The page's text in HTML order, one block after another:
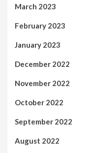
March 2023
February 2023
January 2023
December 2022
November 2022
October 2022
September 2022
August 2022